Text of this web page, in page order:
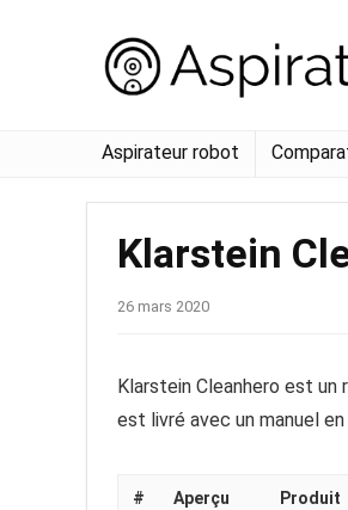
Aspirateur robot
Klarstein
26 mars 2020
Klarstein Cleanhero est
est livré avec un manuel
# Aperçu Produit